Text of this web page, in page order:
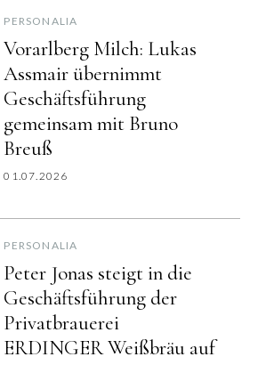
PERSONALIA
Vorarlberg Milch: Lukas
Assmair übernimmt
Geschäftsführung
gemeinsam mit Bruno
Breuß
01.07.2026
PERSONALIA
Peter Jonas steigt in die
Geschäftsführung der
Privatbrauerei
ERDINGER Weißbräu auf